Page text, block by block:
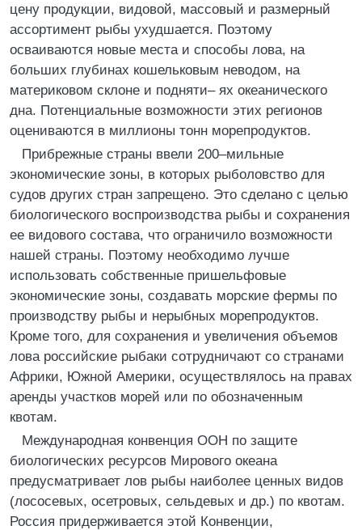
цену продукции, видовой, массовый и размерный
ассортимент рыбы ухудшается. Поэтому
осваиваются новые места и способы лова, на
больших глубинах кошельковым неводом, на
материковом склоне и подняти– ях океанического
дна. Потенциальные возможности этих регионов
оцениваются в миллионы тонн морепродуктов.
Прибрежные страны ввели 200–мильные
экономические зоны, в которых рыболовство для
судов других стран запрещено. Это сделано с целью
биологического воспроизводства рыбы и сохранения
ее видового состава, что ограничило возможности
нашей страны. Поэтому необходимо лучше
использовать собственные пришельфовые
экономические зоны, создавать морские фермы по
производству рыбы и нерыбных морепродуктов.
Кроме того, для сохранения и увеличения объемов
лова российские рыбаки сотрудничают со странами
Африки, Южной Америки, осуществлялось на правах
аренды участков морей или по обозначенным
квотам.
Международная конвенция ООН по защите
биологических ресурсов Мирового океана
предусматривает лов рыбы наиболее ценных видов
(лососевых, осетровых, сельдевых и др.) по квотам.
Россия придерживается этой Конвенции,